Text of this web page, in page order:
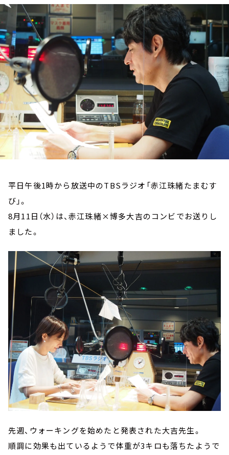
イベント・グッズ
YouTube
会社情報
平日午後1時から放送中のTBSラジオ「赤江珠緒たまむす
び」。
8月11日（水）は、赤江珠緒×博多大吉のコンビでお送りし
ました。
先週、ウォーキングを始めたと発表された大吉先生。
順調に効果も出ているようで体重が3キロも落ちたようで